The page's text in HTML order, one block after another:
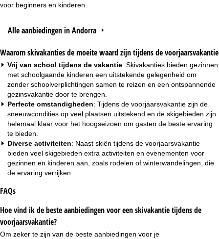
voor beginners en kinderen.
Alle aanbiedingen in Andorra
Waarom skivakanties de moeite waard zijn tijdens de voorjaarsvakantie
Vrij van school tijdens de vakantie: Skivakanties bieden gezinnen
met schoolgaande kinderen een uitstekende gelegenheid om
zonder schoolverplichtingen samen te reizen en een ontspannende
gezinsvakantie door te brengen.
Perfecte omstandigheden: Tijdens de voorjaarsvakantie zijn de
sneeuwcondities op veel plaatsen uitstekend en de skigebieden zijn
helemaal klaar voor het hoogseizoen om gasten de beste ervaring
te bieden.
Diverse activiteiten: Naast skiën tijdens de voorjaarsvakantie
bieden veel skigebieden extra activiteiten en evenementen voor
gezinnen en kinderen aan, zoals rodelen of winterwandelingen, die
de ervaring verrijken.
FAQs
Hoe vind ik de beste aanbiedingen voor een skivakantie tijdens de
voorjaarsvakantie?
Om zeker te zijn van de beste aanbiedingen voor je